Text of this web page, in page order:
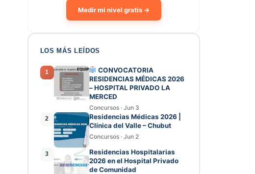
Medir mi nivel gratis →
LOS MÁS LEÍDOS
1
CONVOCATORIA
RESIDENCIAS MÉDICAS 2026
– HOSPITAL PRIVADO LA
MERCED
Concursos · Jun 3
2
Residencias Médicas 2026 |
Clínica del Valle – Chubut
Concursos · Jun 2
3
Residencias Hospitalarias
2026 en el Hospital Privado
de Comunidad